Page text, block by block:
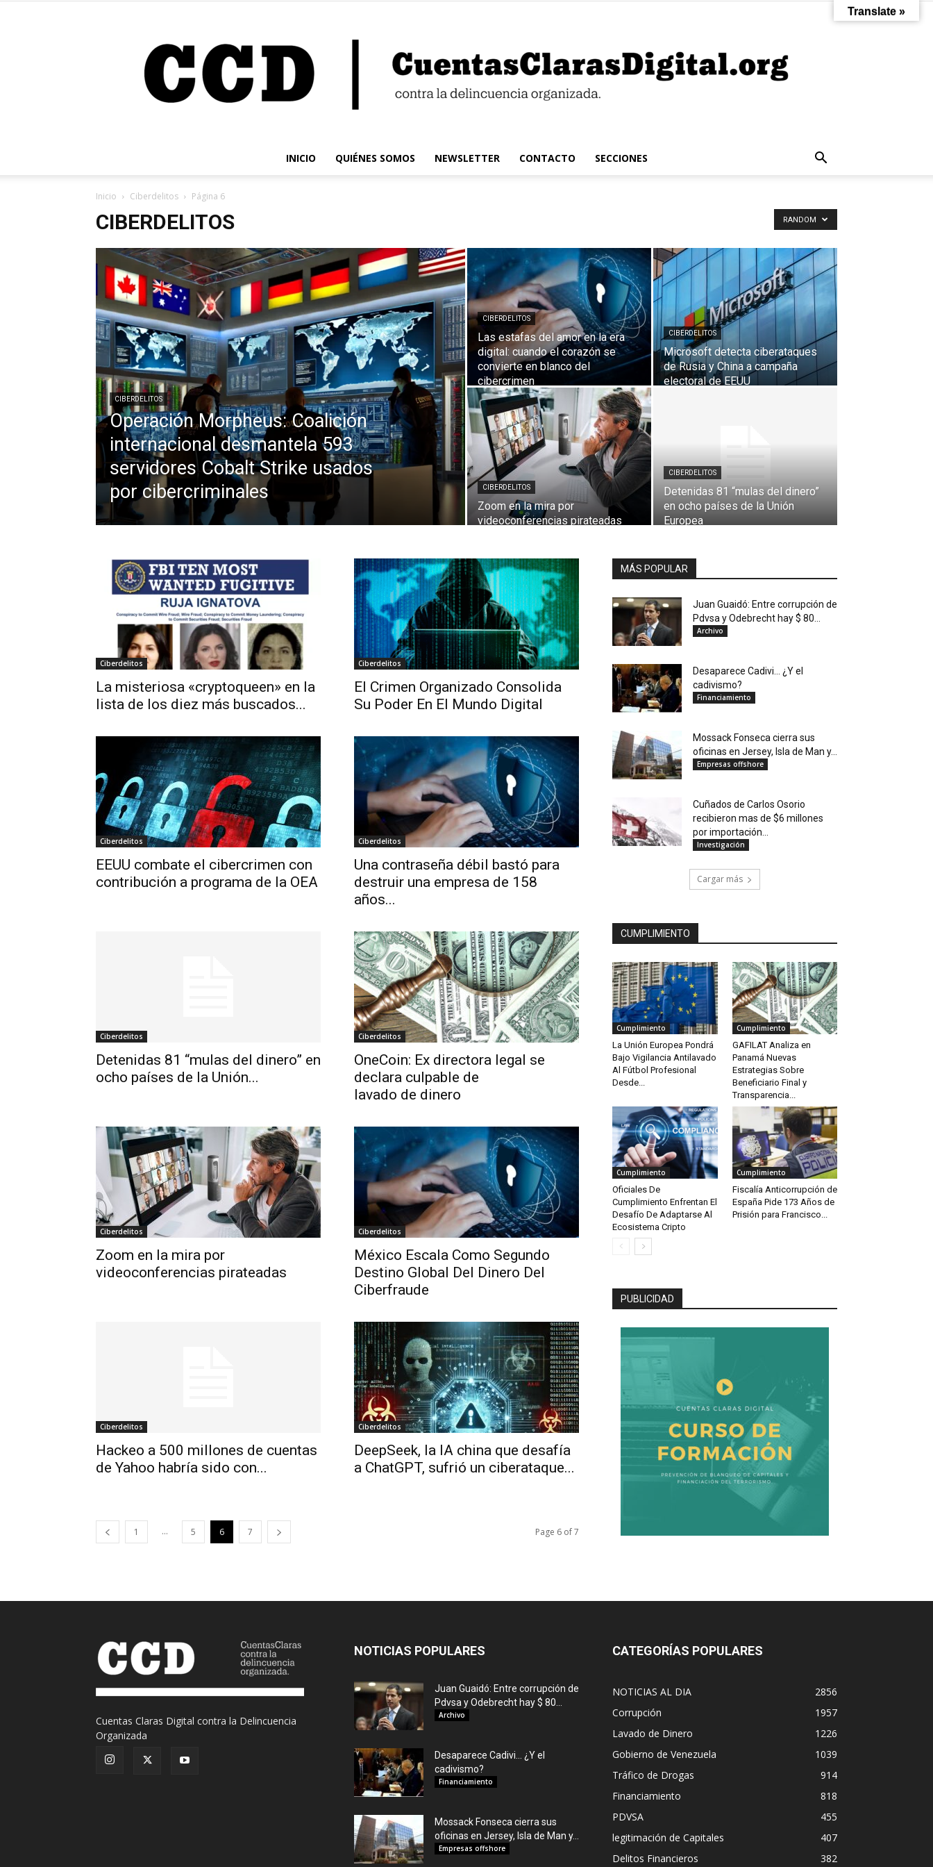
Claras
Digital
INICIO QUIÉNES SOMOS NEWSLETTER CONTACTO SECCIONES
Inicio Ciberdelitos Página 6
CIBERDELITOS RANDOM
CIBERDELITOS
Operación Morpheus: Coalición
internacional desmantela 593
servidores Cobalt Strike usados
por cibercriminales
CIBERDELITOS
Las estafas del amor en la era
digital: cuando el corazón se
convierte en blanco del
cibercrimen
CIBERDELITOS
Microsoft detecta ciberataques
de Rusia y China a campaña
electoral de EEUU
CIBERDELITOS
Zoom en la mira por
videoconferencias pirateadas
CIBERDELITOS
Detenidas 81 “mulas del dinero”
en ocho países de la Unión
Europea
Ciberdelitos
La misteriosa «cryptoqueen» en la
lista de los diez más buscados...
Ciberdelitos
El Crimen Organizado Consolida
Su Poder En El Mundo Digital
Ciberdelitos
EEUU combate el cibercrimen con
contribución a programa de la OEA
Ciberdelitos
Una contraseña débil bastó para
destruir una empresa de 158
años...
Ciberdelitos
Detenidas 81 “mulas del dinero” en
ocho países de la Unión...
Ciberdelitos
OneCoin: Ex directora legal se
declara culpable de
lavado de dinero
Ciberdelitos
Zoom en la mira por
videoconferencias pirateadas
Ciberdelitos
México Escala Como Segundo
Destino Global Del Dinero Del
Ciberfraude
Ciberdelitos
Hackeo a 500 millones de cuentas
de Yahoo habría sido con...
Ciberdelitos
DeepSeek, la IA china que desafía
a ChatGPT, sufrió un ciberataque...
1 ... 5 6 7 Page 6 of 7
MÁS POPULAR
Juan Guaidó: Entre corrupción de
Pdvsa y Odebrecht hay $ 80...
Archivo
Desaparece Cadivi… ¿Y el
cadivismo?
Financiamiento
Mossack Fonseca cierra sus
oficinas en Jersey, Isla de Man y...
Empresas offshore
Cuñados de Carlos Osorio
recibieron mas de $6 millones
por importación...
Investigación
Cargar más
CUMPLIMIENTO
Cumplimiento
La Unión Europea Pondrá
Bajo Vigilancia Antilavado
Al Fútbol Profesional
Desde...
Cumplimiento
GAFILAT Analiza en
Panamá Nuevas
Estrategias Sobre
Beneficiario Final y
Transparencia...
Cumplimiento
Oficiales De
Cumplimiento Enfrentan El
Desafío De Adaptarse Al
Ecosistema Cripto
Cumplimiento
Fiscalía Anticorrupción de
España Pide 173 Años de
Prisión para Francisco...
PUBLICIDAD
Cuentas Claras Digital contra la Delincuencia
Organizada
NOTICIAS POPULARES
Juan Guaidó: Entre corrupción de
Pdvsa y Odebrecht hay $ 80...
Archivo
Desaparece Cadivi… ¿Y el
cadivismo?
Financiamiento
Mossack Fonseca cierra sus
oficinas en Jersey, Isla de Man y...
Empresas offshore
CATEGORÍAS POPULARES
NOTICIAS AL DIA
2856
Corrupción
1957
Lavado de Dinero
1226
Gobierno de Venezuela
1039
Tráfico de Drogas
914
Financiamiento
818
PDVSA
455
legitimación de Capitales
407
Delitos Financieros
382
Translate »